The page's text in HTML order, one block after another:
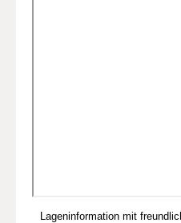
Lageninformation mit